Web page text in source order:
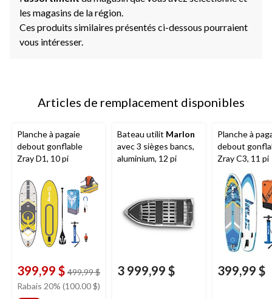
les magasins de la région.
Ces produits similaires présentés ci-dessous pourraient
vous intéresser.
Articles de remplacement disponibles
Planche à pagaie
debout gonflable
Zray D1, 10 pi
399,99 $ 499,99 $prix
Rabais 20% (100.00 $)
Bateau utilit Marlon
avec 3 sièges bancs,
aluminium, 12 pi
3 999,99 $
Planche à
debout
Zray C3, 11 pi
399,99 $